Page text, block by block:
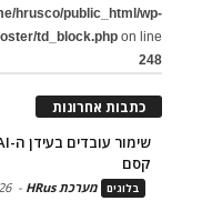
hrusco/public_html/wp-
td_block.php on line
248
כתבות אחרונות
קסם
בלוגים מערכת HRus -